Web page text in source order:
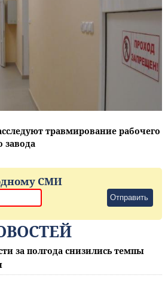
травмирование рабочего
завода
СМИ
Отправить
за полгода снизились темпы